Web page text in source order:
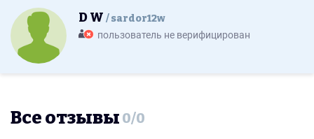
D W sardor12w
пользователь не верифицирован
Все отзывы 0/0